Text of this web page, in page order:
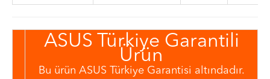
ASUS Türkiye Garantili
Ürün
Bu ürün ASUS Türkiye Garantisi altındadır.